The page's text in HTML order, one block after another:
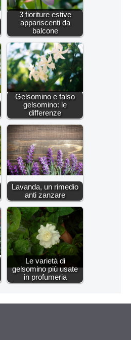
3 fioriture estive
appariscenti da
balcone
Gelsomino e falso
gelsomino: le
differenze
Lavanda, un rimedio
anti zanzare
Le varietà di
gelsomino più usate
in profumeria